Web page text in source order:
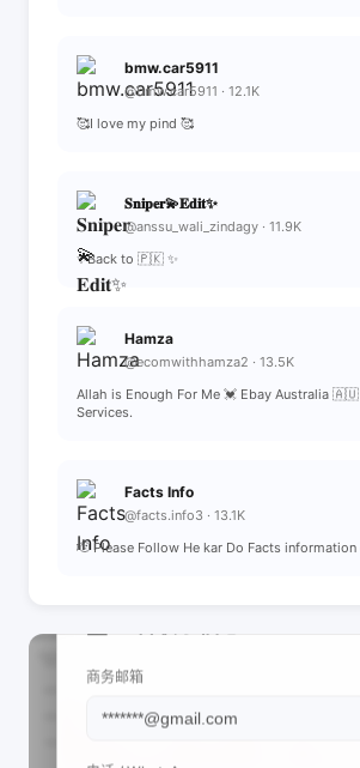
bmw.car5911
@bmw.car5911 · 12.1K
🥰I love my pind 🥰
𝐒𝐧𝐢𝐩𝐞𝐫💫𝐄𝐝𝐢𝐭✨
@anssu_wali_zindagy · 11.9K
✨Back to 🇵🇰 ✨
Hamza
@ecomwithhamza2 · 13.5K
Allah is Enough For Me 💓 Ebay Australia
Services.
Facts Info
@facts.info3 · 13.1K
🫡 Please Follow He kar Do Facts
商务邮箱